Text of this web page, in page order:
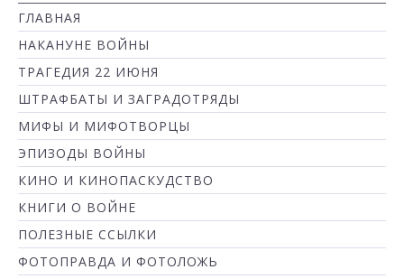
ГЛАВНАЯ
НАКАНУНЕ ВОЙНЫ
ТРАГЕДИЯ 22 ИЮНЯ
ШТРАФБАТЫ И ЗАГРАДОТРЯДЫ
МИФЫ И МИФОТВОРЦЫ
ЭПИЗОДЫ ВОЙНЫ
КИНО И КИНОПАСКУДСТВО
КНИГИ О ВОЙНЕ
ПОЛЕЗНЫЕ ССЫЛКИ
ФОТОПРАВДА И ФОТОЛОЖЬ